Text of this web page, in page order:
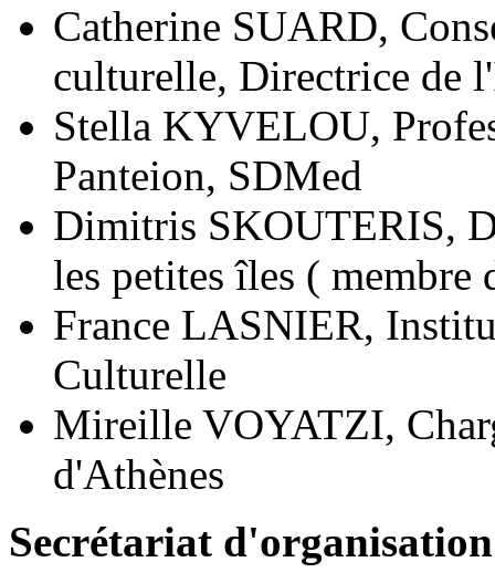
Catherine SUARD,
culturelle, Directrice de
Stella KYVELOU,
Panteion, SDMed
Dimitris SKOUTERIS,
les petites îles ( membre
France LASNIER,
Culturelle
Mireille VOYATZI,
d'Athènes
Secrétariat